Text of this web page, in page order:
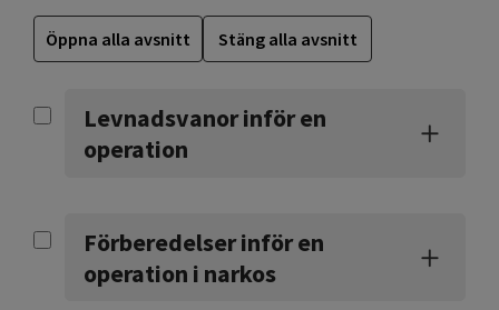
Öppna alla avsnitt Stäng alla avsnitt
Levnadsvanor inför en
operation
Förberedelser inför en
operation i narkos